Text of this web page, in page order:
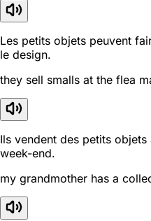
Les petits objets peuvent
le design.
they sell smalls at the flea
Ils vendent des petits
week-end.
my grandmother has a